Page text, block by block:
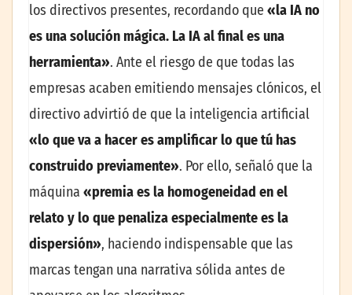
los directivos presentes, recordando que «la IA no
es una solución mágica. La IA al final es una
herramienta». Ante el riesgo de que todas las
empresas acaben emitiendo mensajes clónicos, el
directivo advirtió de que la inteligencia artificial
«lo que va a hacer es amplificar lo que tú has
construido previamente». Por ello, señaló que la
máquina «premia es la homogeneidad en el
relato y lo que penaliza especialmente es la
dispersión», haciendo indispensable que las
marcas tengan una narrativa sólida antes de